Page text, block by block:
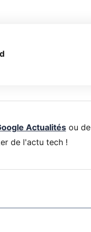
Actualitésou de
de l'actu tech !